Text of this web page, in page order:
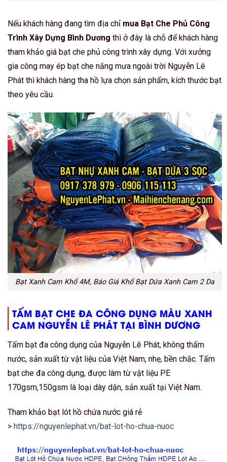
Nếu khách hàng đang tìm địa chỉ mua Bạt Che Phủ Công
Trình Xây Dựng Bình Dương thì ở đây là chỗ để khách hàng
tham khảo giá bạt che phủ công trình xây dựng. Với xưởng
gia công may ép bạt che nắng mưa ngoài trời Nguyễn Lê
Phát thì khách hàng tha hồ lựa chọn sản phẩm, kích thước bạt
theo yêu cầu.
Bạt Xanh Cam Khổ 4M, Báo Giá Khổ Bạt Dứa Xanh Cam 2 Da
TẤM BẠT CHE ĐA CÔNG DỤNG MÀU XANH
CAM NGUYỄN LÊ PHÁT TẠI BÌNH DƯƠNG
Tấm bạt đa công dụng của Nguyễn Lê Phát, không thấm
nước, sản xuất từ vật liệu của Việt Nam, nhẹ, bền chắc. Tấm
bạt che đa công dụng, được làm từ vật liệu PE
170gsm,150gsm là loại dày dặn, sản xuất tại Việt Nam.
Tham khảo bạt lót hồ chứa nước giá rẻ
> https://nguyenlephat.vn/bat-lot-ho-chua-nuoc